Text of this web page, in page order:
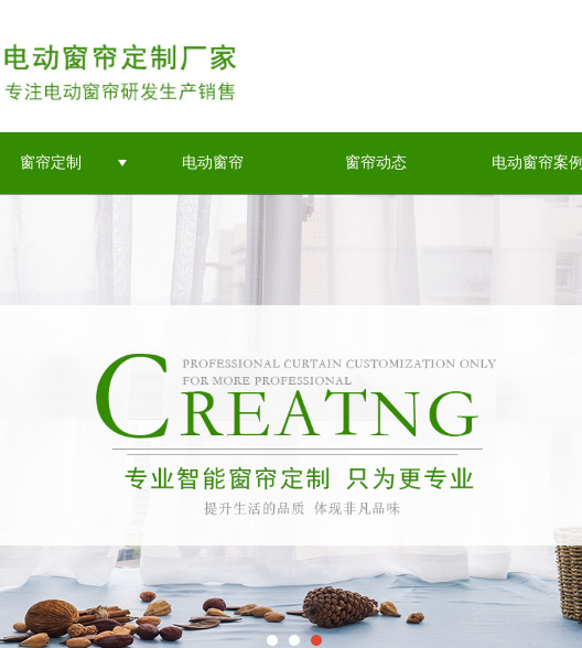
窗帘定制 电动窗帘 窗帘动态 电动窗帘案例